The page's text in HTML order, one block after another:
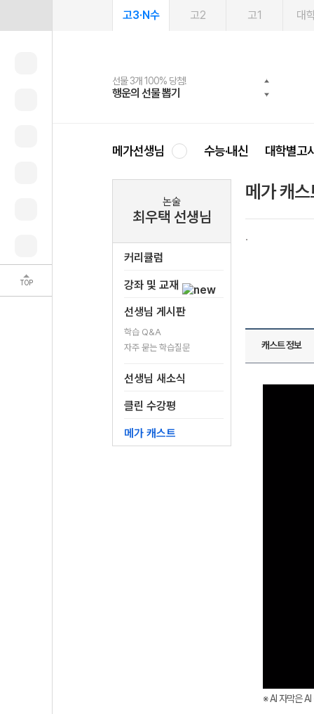
TOP
고3·N수 고2 고1 대
선물 3개 100% 당첨!
행운의 선물 뽑기
선물 100% 증정!
메가스터디 X 올리브
2027 러셀 단과
강사 공개선발
스마트러닝앱
설문 EVENT
메가패스
3일 무료 체험권
메가패스 수강생 무료혜택!
메가클럽 멤버십
사회공헌 캠페인
희망이룸 메가나눔
메가선생님 수능·내신 대학별고
논술
최우택 선생님
커리큘럼
강좌 및 교재
선생님 게시판
학습 Q&A
자주 묻는 학습질문
선생님 새소식
클린 수강평
메가 캐스트
메가 캐스
캐스트 정보
※ AI 자막은 AI